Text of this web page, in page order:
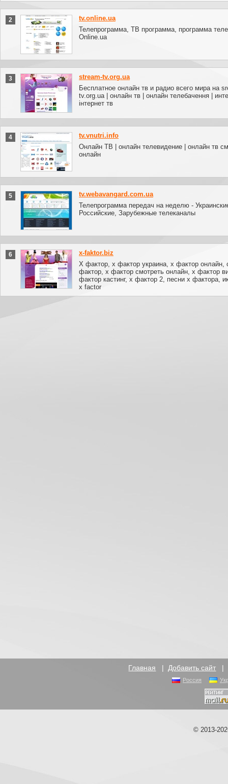
2
tv.online.ua
Телепрограмма, ТВ программа, программа
Online.ua
3
stream-tv.org.ua
Бесплатное онлайн тв и радио всего мира на
tv.org.ua | онлайн тв | онлайн телебачення |
інтернет тв
4
tv.vnutri.info
Онлайн ТВ | онлайн телевидение | онлайн тв
онлайн
5
tv.webavangard.com.ua
Телепрограмма передач на неделю -
Российские, Зарубежные телеканалы
6
x-faktor.biz
Х фактор, х фактор украина, х фактор онлайн,
фактор, х фактор смотреть онлайн, х фактор
фактор кастинг, х фактор 2, песни х фактора,
x factor
Главная | Добавить сайт |
Россия
© 2013-